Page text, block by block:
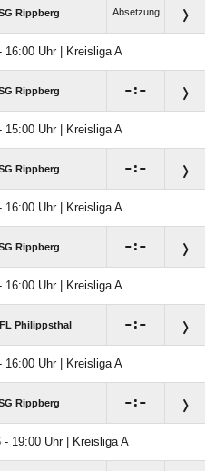
Rippberg Absetzung
Uhr | Kreisliga A
Rippberg :
Uhr | Kreisliga A
Rippberg :
Uhr | Kreisliga A
Rippberg :
Uhr | Kreisliga A
Philippsthal :
Uhr | Kreisliga A
Rippberg :
- 19:00 Uhr | Kreisliga A